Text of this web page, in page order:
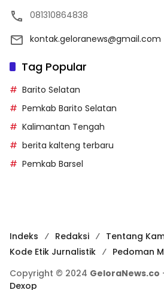
081310864838
kontak.geloranews@gmail.com
Tag Popular
Barito Selatan
Pemkab Barito Selatan
Kalimantan Tengah
berita kalteng terbaru
Pemkab Barsel
Indeks Redaksi
Tentang
Kode Etik Jurnalistik
Pedoman
Copyright © 2024 GeloraNews.co
Dexop